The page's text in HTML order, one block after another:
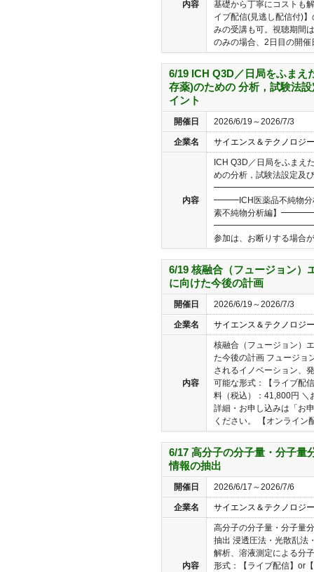
内容
基礎から丁寧にコストも
イブ配信(見逃し配信付)
みの受講も可。視聴期間
のみの場合、2日目の開
6/19 ICH Q3D／日局をふまえ
存薬)のための 分析，試験法
イント
開催日 2026/6/19～2026/7/3
企業名 サイエンス＆テクノロジ
内容
ICH Q3D／日局をふまえ
めの分析，試験法設定
━━━ICH医薬品不純物分
素不純物分析編
━━━━━━━━━━━━━━
参加は、お断りする場合
6/19 核融合（フュージョン）
に向けた今後の計画
開催日 2026/6/19～2026/7/3
企業名 サイエンス＆テクノロジ
内容
核融合（フュージョン）
た今後の計画 フュージョ
されるイノベーション、
可能な形式：【ライブ配
料（税込）：41,800円 ＼
詳細・お申し込みは「お
ください。 【オンライ
6/17 高分子の分子量・分子量
情報の抽出
開催日 2026/6/17～2026/7/6
企業名 サイエンス＆テクノロジ
内容
高分子の分子量・分子量
抽出 浸透圧法・光散乱法
解析、溶液測定による分
形式：【ライブ配信】or